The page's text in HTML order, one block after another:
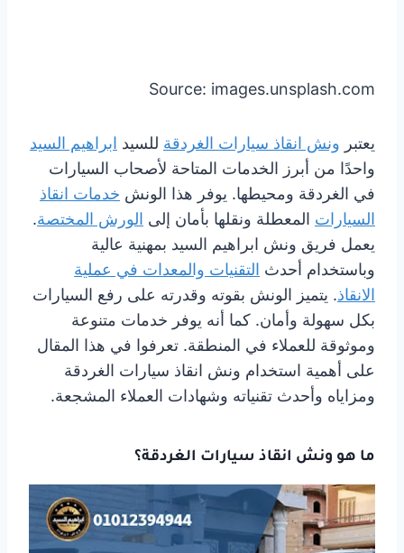
Source: images.unsplash.com
يعتبر ونش انقاذ سيارات الغردقة للسيد ابراهيم السيد
واحدًا من أبرز الخدمات المتاحة لأصحاب السيارات
في الغردقة ومحيطها. يوفر هذا الونش خدمات انقاذ
السيارات المعطلة ونقلها بأمان إلى الورش المختصة.
يعمل فريق ونش ابراهيم السيد بمهنية عالية
وباستخدام أحدث التقنيات والمعدات في عملية
الانقاذ. يتميز الونش بقوته وقدرته على رفع السيارات
بكل سهولة وأمان. كما أنه يوفر خدمات متنوعة
وموثوقة للعملاء في المنطقة. تعرفوا في هذا المقال
على أهمية استخدام ونش انقاذ سيارات الغردقة
ومزاياه وأحدث تقنياته وشهادات العملاء المشجعة.
ما هو ونش انقاذ سيارات الغردقة؟